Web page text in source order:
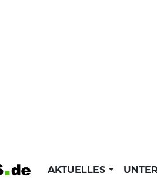
AKTUELLES